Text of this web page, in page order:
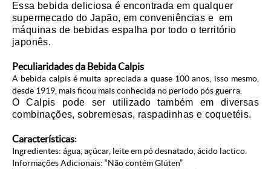
Essa bebida deliciosa é encontrada em qualquer
supermecado do Japão, em conveniências e em
máquinas de bebidas espalha por todo o território
japonês.
Peculiaridades da Bebida Calpis
A bebida calpis é muita apreciada a quase 100 anos, isso mesmo,
desde 1919, mais ficou mais conhecida no periodo pós guerra.
O Calpis pode ser utilizado também em diversas
combinações, sobremesas, raspadinhas e coquetéis.
Características:
Ingredientes: água, açúcar, leite em pó desnatado, ácido lactico.
Informações Adicionais: “Não contém Glúten”